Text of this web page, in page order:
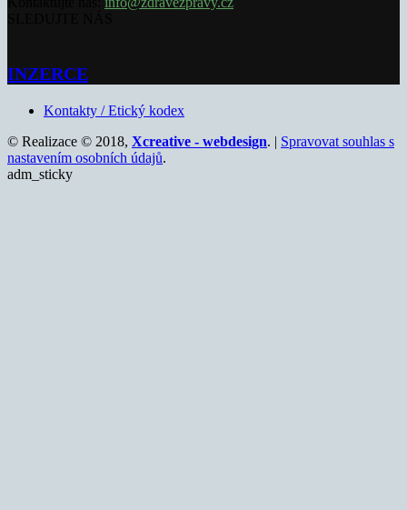
INZERCE
Kontakty / Etický kodex
© Realizace © 2018, Xcreative - webdesign. | Spravovat souhlas s
nastavením osobních údajů.
adm_sticky